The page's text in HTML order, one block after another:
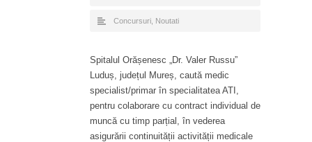
Concursuri Noutati
Spitalul Orășenesc „Dr. Valer Russu”
Luduș, județul Mureș, caută medic
specialist/primar în specialitatea ATI,
pentru colaborare cu contract individual de
muncă cu timp parțial, în vederea
asigurării continuității activității medicale